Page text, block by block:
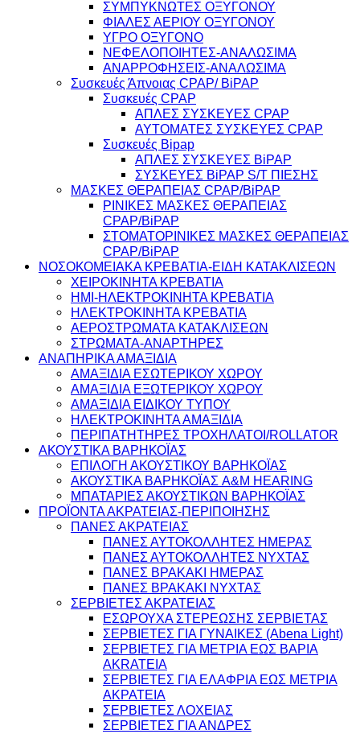
ΣΥΜΠΥΚΝΩΤΕΣ ΟΞΥΓΟΝΟΥ
ΦΙΑΛΕΣ ΑΕΡΙΟΥ ΟΞΥΓΟΝΟΥ
ΥΓΡΟ ΟΞΥΓΟΝΟ
ΝΕΦΕΛΟΠΟΙΗΤΕΣ-ΑΝΑΛΩΣΙΜΑ
ΑΝΑΡΡΟΦΗΣΕΙΣ-ΑΝΑΛΩΣΙΜΑ
Συσκευές Άπνοιας CPAP/ BiPAP
Συσκευές CPAP
ΑΠΛΕΣ ΣΥΣΚΕΥΕΣ CPAP
ΑΥΤΟΜΑΤΕΣ ΣΥΣΚΕΥΕΣ CPAP
Συσκευές Bipap
ΑΠΛΕΣ ΣΥΣΚΕΥΕΣ BiPAP
ΣΥΣΚΕΥΕΣ BiPAP S/T ΠΙΕΣΗΣ
ΜΑΣΚΕΣ ΘΕΡΑΠΕΙΑΣ CPAP/BiPAP
ΡΙΝΙΚΕΣ ΜΑΣΚΕΣ ΘΕΡΑΠΕΙΑΣ
CPAP/BiPAP
ΣΤΟΜΑΤΟΡΙΝΙΚΕΣ ΜΑΣΚΕΣ ΘΕΡΑΠΕΙΑΣ
CPAP/BiPAP
ΝΟΣΟΚΟΜΕΙΑΚΑ ΚΡΕΒΑΤΙΑ-ΕΙΔΗ ΚΑΤΑΚΛΙΣΕΩΝ
ΧΕΙΡΟΚΙΝΗΤΑ ΚΡΕΒΑΤΙΑ
ΗΜΙ-ΗΛΕΚΤΡΟΚΙΝΗΤΑ ΚΡΕΒΑΤΙΑ
ΗΛΕΚΤΡΟΚΙΝΗΤΑ ΚΡΕΒΑΤΙΑ
ΑΕΡΟΣΤΡΩΜΑΤΑ ΚΑΤΑΚΛΙΣΕΩΝ
ΣΤΡΩΜΑΤΑ-ΑΝΑΡΤΗΡΕΣ
ΑΝΑΠΗΡΙΚΑ ΑΜΑΞΙΔΙΑ
ΑΜΑΞΙΔΙΑ ΕΣΩΤΕΡΙΚΟΥ ΧΩΡΟΥ
ΑΜΑΞΙΔΙΑ ΕΞΩΤΕΡΙΚΟΥ ΧΩΡΟΥ
ΑΜΑΞΙΔΙΑ ΕΙΔΙΚΟΥ ΤΥΠΟΥ
ΗΛΕΚΤΡΟΚΙΝΗΤΑ ΑΜΑΞΙΔΙΑ
ΠΕΡΙΠΑΤΗΤΗΡΕΣ ΤΡΟΧΗΛΑΤΟΙ/ROLLATOR
ΑΚΟΥΣΤΙΚΑ ΒΑΡΗΚΟΪΑΣ
ΕΠΙΛΟΓΗ ΑΚΟΥΣΤΙΚΟΥ ΒΑΡΗΚΟΪΑΣ
ΑΚΟΥΣΤΙΚΑ ΒΑΡΗΚΟΪΑΣ A&M HEARING
ΜΠΑΤΑΡΙΕΣ ΑΚΟΥΣΤΙΚΩΝ ΒΑΡΗΚΟΪΑΣ
ΠΡΟΪΟΝΤΑ ΑΚΡΑΤΕΙΑΣ-ΠΕΡΙΠΟΙΗΣΗΣ
ΠΑΝΕΣ ΑΚΡΑΤΕΙΑΣ
ΠΑΝΕΣ ΑΥΤΟΚΟΛΛΗΤΕΣ ΗΜΕΡΑΣ
ΠΑΝΕΣ ΑΥΤΟΚΟΛΛΗΤΕΣ ΝΥΧΤΑΣ
ΠΑΝΕΣ ΒΡΑΚΑΚΙ ΗΜΕΡΑΣ
ΠΑΝΕΣ ΒΡΑΚΑΚΙ ΝΥΧΤΑΣ
ΣΕΡΒΙΕΤΕΣ ΑΚΡΑΤΕΙΑΣ
ΕΣΩΡΟΥΧΑ ΣΤΕΡΕΩΣΗΣ ΣΕΡΒΙΕΤΑΣ
ΣΕΡΒΙΕΤΕΣ ΓΙΑ ΓΥΝΑΙΚΕΣ (Abena Light)
ΣΕΡΒΙΕΤΕΣ ΓΙΑ ΜΕΤΡΙΑ ΕΩΣ ΒΑΡΙΑ
AKRATEIA
ΣΕΡΒΙΕΤΕΣ ΓΙΑ ΕΛΑΦΡΙΑ ΕΩΣ ΜΕΤΡΙΑ
ΑΚΡΑΤΕΙΑ
ΣΕΡΒΙΕΤΕΣ ΛΟΧΕΙΑΣ
ΣΕΡΒΙΕΤΕΣ ΓΙΑ ΑΝΔΡΕΣ